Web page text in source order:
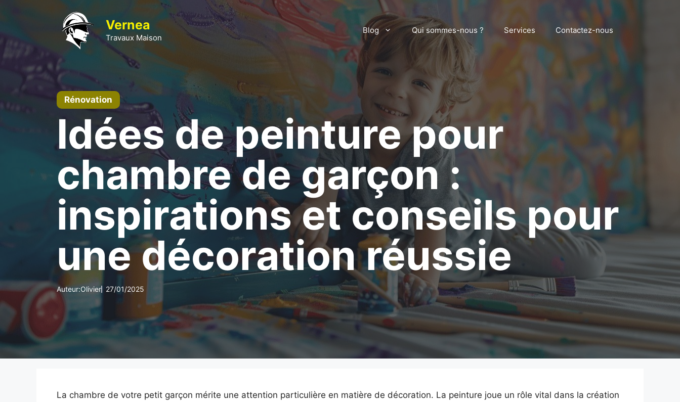
Vernea
Travaux Maison
Blog Qui sommes-nous ? Services Contactez-nous
Rénovation
Idées de peinture pour
chambre de garçon :
inspirations et conseils pour
une décoration réussie
Auteur:Olivier 27/01/2025
La chambre de votre petit garçon mérite une attention particulière en matière de décoration. La peinture joue un rôle vital dans la création